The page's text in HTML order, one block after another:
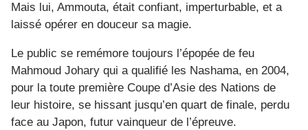
Mais lui, Ammouta, était confiant, imperturbable, et a
laissé opérer en douceur sa magie.
Le public se remémore toujours l’épopée de feu
Mahmoud Johary qui a qualifié les Nashama, en 2004,
pour la toute première Coupe d’Asie des Nations de
leur histoire, se hissant jusqu’en quart de finale, perdu
face au Japon, futur vainqueur de l’épreuve.